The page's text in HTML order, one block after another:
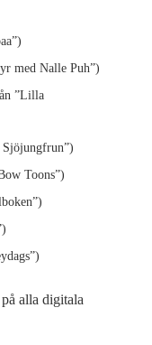
med Nalle Puh”)
”Lilla
Toons”)
alla digitala